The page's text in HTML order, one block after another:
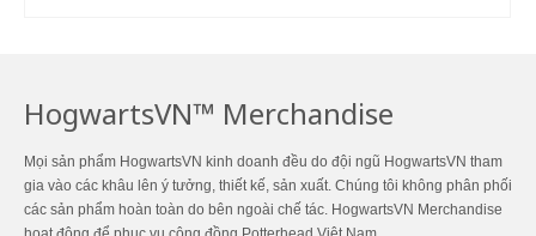
HogwartsVN™ Merchandise
Mọi sản phẩm HogwartsVN kinh doanh đều do đội ngũ HogwartsVN tham
gia vào các khâu lên ý tưởng, thiết kế, sản xuất. Chúng tôi không phân phối
các sản phẩm hoàn toàn do bên ngoài chế tác. HogwartsVN Merchandise